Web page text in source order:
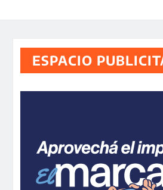
ESPACIO